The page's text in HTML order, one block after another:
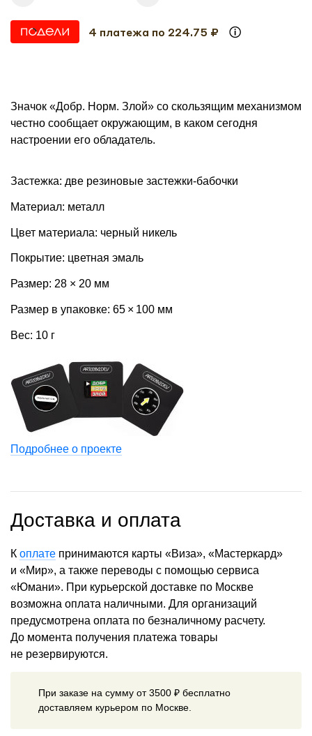
4 платежа по 224.75 ₽
Значок «Добр. Норм. Злой» со скользящим механизмом
честно сообщает окружающим, в каком сегодня
настроении его обладатель.
Застежка: две резиновые застежки-бабочки
Материал: металл
Цвет материала: черный никель
Покрытие: цветная эмаль
Размер: 28 × 20 мм
Размер в упаковке: 65 × 100 мм
Вес: 10 г
Подробнее о проекте
Доставка и оплата
К оплате принимаются карты «Виза», «Мастеркард»
и «Мир», а также переводы с помощью сервиса
«Юмани». При курьерской доставке по Москве
возможна оплата наличными. Для организаций
предусмотрена оплата по безналичному расчету.
До момента получения платежа товары
не резервируются.
При заказе на сумму от 3500 ₽ бесплатно
доставляем курьером по Москве.